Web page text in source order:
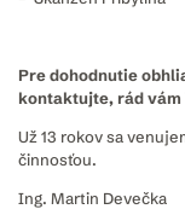
Pre dohodnutie
kontaktujte, rád
Už 13 rokov sa
činnosťou.
Ing. Martin Devečka